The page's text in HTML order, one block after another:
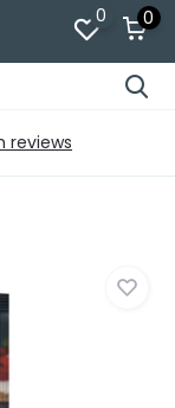
0 0
reviews